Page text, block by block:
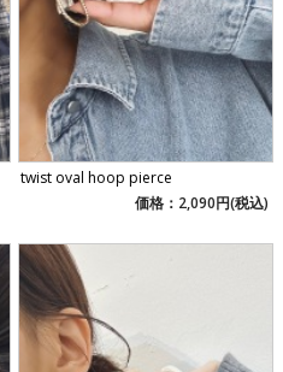
twist oval hoop pierce
価格：2,090円(税込)